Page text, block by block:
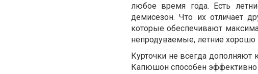
любое время года. Есть
демисезон. Что их отличает
которые обеспечивают
непродуваемые, летние хорошо
Курточки не всегда
Капюшон способен эффективно